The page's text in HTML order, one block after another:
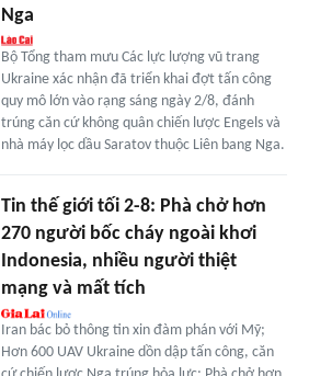
Nga
Bộ Tổng tham mưu Các lực lượng vũ trang
Ukraine xác nhận đã triển khai đợt tấn công
quy mô lớn vào rạng sáng ngày 2/8, đánh
trúng căn cứ không quân chiến lược Engels và
nhà máy lọc dầu Saratov thuộc Liên bang Nga.
Tin thế giới tối 2-8: Phà chở hơn
270 người bốc cháy ngoài khơi
Indonesia, nhiều người thiệt
mạng và mất tích
Iran bác bỏ thông tin xin đàm phán với Mỹ;
Hơn 600 UAV Ukraine dồn dập tấn công, căn